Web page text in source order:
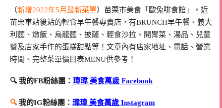
（新增2022年5月最新菜單）苗栗市美食「歐兔啡食館」，近
苗栗車站後站的輕食早午餐專賣店，有BRUNCH早午餐、義大
利麵、燉飯、烏龍麵、披薩、輕食沙拉、開胃菜、湯品、兒童
餐及店家手作的蛋糕甜點等！文章內有店家地址、電話、營業
時間、完整菜單價目表MENU供參考！
🔍 我的FB粉絲團： 瑋瑋 美食萬歲 Facebook
🔍我的IG粉絲團： 瑋瑋 美食萬歲 Instagram